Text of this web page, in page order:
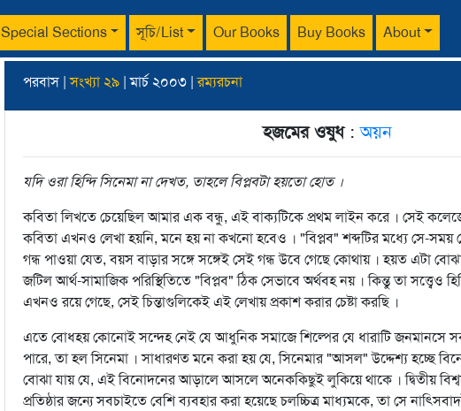
Special Sections সূচি/List Our Books Buy Books About
পরবাস |সংখ্যা ২৯ | মার্চ ২০০৩ |রম্যরচনা
হজমের ওষুধ:অয়ন
যদি ওরা হিন্দি সিনেমা না দেখত, তাহলে বিপ্লবটা হয়তো হোত ।
কবিতা লিখতে চেয়েছিল আমার এক বন্ধু, এই বাক্যটিকে প্রথম লাইন করে । সেই
কবিতা এখনও লেখা হয়নি, মনে হয় না কখনো হবেও । "বিপ্লব" শব্দটির মধ্যে সে-সময়
গন্ধ পাওয়া যেত, বয়স বাড়ার সঙ্গে সঙ্গেই সেই গন্ধ উবে গেছে কোথায় । হয়ত এটা
জটিল আর্থ-সামাজিক পরিস্থিতিতে "বিপ্লব" ঠিক সেভাবে অর্থবহ নয় । কিন্তু তা সত্ত্বেও
এখনও রয়ে গেছে, সেই চিন্তাগুলিকেই এই লেখায় প্রকাশ করার চেষ্টা করছি ।
এতে বোধহয় কোনোই সন্দেহ নেই যে আধুনিক সমাজে শিল্পের যে ধারাটি জনমানসে
পারে, তা হল সিনেমা । সাধারণত মনে করা হয় যে, সিনেমার "আসল" উদ্দেশ্য হচ্ছে
বোঝা যায় যে, এই বিনোদনের আড়ালে আসলে অনেককিছুই লুকিয়ে থাকে । দ্বিতীয়
প্রতিষ্ঠার জন্যে সবচাইতে বেশি ব্যবহার করা হয়েছে চলচ্চিত্র মাধ্যমকে, তা সে